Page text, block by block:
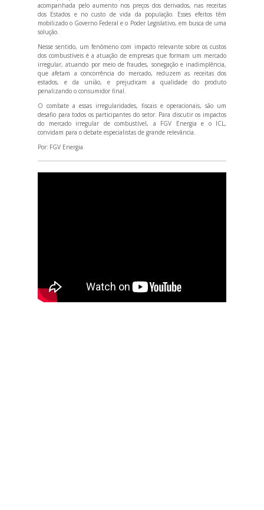
acompanhada pelo aumento nos preços dos derivados, nas receitas
dos Estados e no custo de vida da população. Esses efeitos têm
mobilizado o Governo Federal e o Poder Legislativo, em busca de uma
solução.
Nesse sentido, um fenômeno com impacto relevante sobre os custos
dos combustíveis é a atuação de empresas que formam um mercado
irregular, atuando por meio de fraudes, sonegação e inadimplência,
que afetam a concorrência do mercado, reduzem as receitas dos
estados, e da união, e prejudicam a qualidade do produto
penalizando o consumidor final.
O combate a essas irregularidades, fiscais e operacionais, são um
desafio para todos os participantes do setor. Para discutir os impactos
do mercado irregular de combustível, a FGV Energia e o ICL,
convidam para o debate especialistas de grande relevância.
Por: FGV Energia